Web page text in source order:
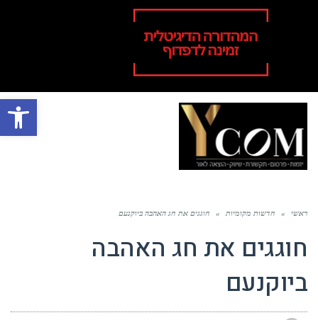
פתח
ראשי » חדשות מקומיות » חוגגים את חג האהבה ביוקנעם
חוגגים את חג האהבה
ביוקנעם